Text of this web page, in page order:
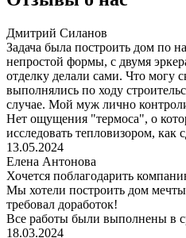
Дмитрий Силанов
Задача была построить дом по
непростой формы, с двумя
отделку делали сами. Что могу
выполнялись по ходу
случае. Мой муж лично
Нет ощущения "термоса", о
исследовать тепловизором,
13.05.2024
Елена Антонова
Хочется поблагодарить
Мы хотели построить дом
требовал доработок!
Все работы были выполнены в
18.03.2024